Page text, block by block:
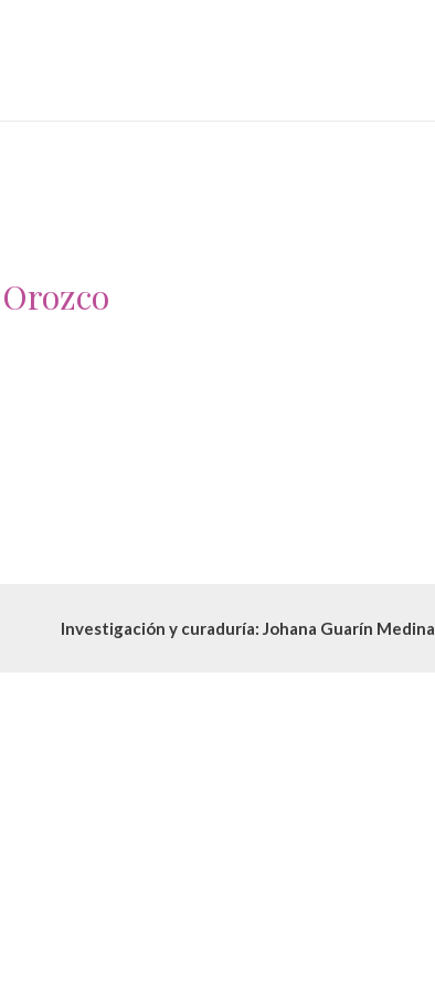
Investigación y curaduría: Johana Guarín Medina